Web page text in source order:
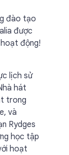
đào tạo
được
động!
lịch sử
hát
trong
và
Rydges
học tập
hoạt